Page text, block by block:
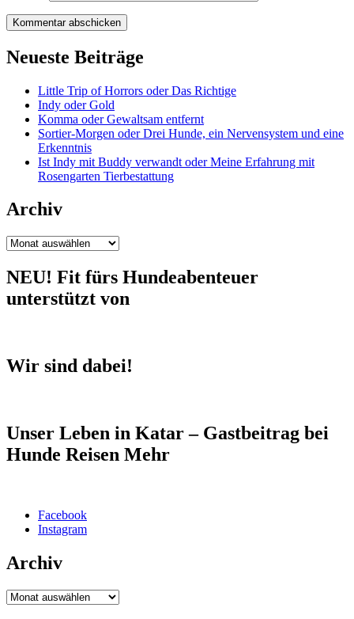
Neueste Beiträge
Little Trip of Horrors oder Das Richtige
Indy oder Gold
Komma oder Gewaltsam entfernt
Sortier-Morgen oder Drei Hunde, ein Nervensystem und eine
Erkenntnis
Ist Indy mit Buddy verwandt oder Meine Erfahrung mit
Rosengarten Tierbestattung
Archiv
Archiv
NEU! Fit fürs Hundeabenteuer
unterstützt von
Wir sind dabei!
Unser Leben in Katar – Gastbeitrag bei
Hunde Reisen Mehr
Facebook
Instagram
Archiv
Archiv